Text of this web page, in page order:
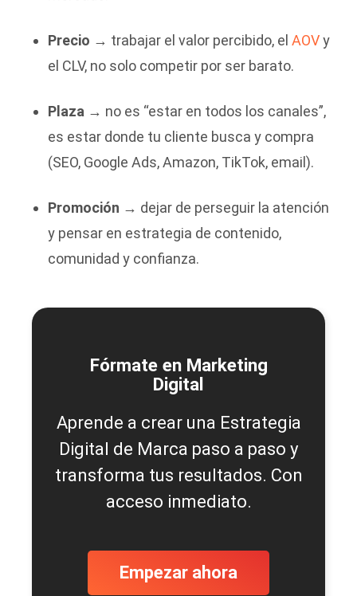
Precio → trabajar el valor percibido, el AOVy
el CLV, no solo competir por ser barato.
Plaza→ no es “estar en todos los canales”,
es estar donde tu cliente busca y compra
(SEO, Google Ads, Amazon, TikTok, email).
Promoción → dejar de perseguir la atención
y pensar en estrategia de contenido,
comunidad y confianza.
Fórmate en Marketing
Digital
Aprende a crear una Estrategia
Digital de Marca paso a paso y
transforma tus resultados. Con
acceso inmediato.
Empezar ahora